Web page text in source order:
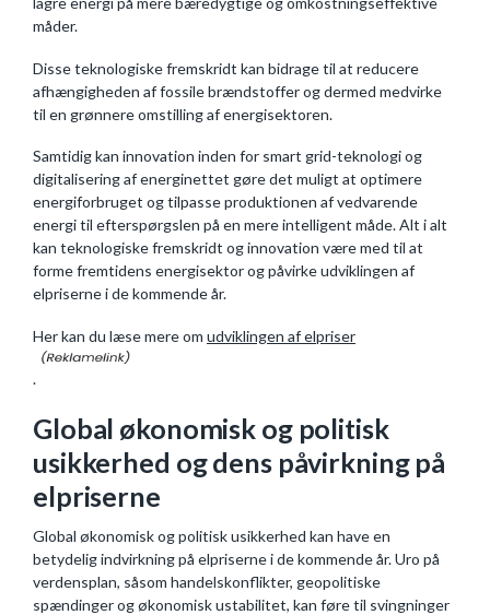
måder.
Disse teknologiske fremskridt kan bidrage til at reducere
afhængigheden af fossile brændstoffer og dermed medvirke
til en grønnere omstilling af energisektoren.
Samtidig kan innovation inden for smart grid-teknologi og
digitalisering af energinettet gøre det muligt at optimere
energiforbruget og tilpasse produktionen af vedvarende
energi til efterspørgslen på en mere intelligent måde. Alt i alt
kan teknologiske fremskridt og innovation være med til at
forme fremtidens energisektor og påvirke udviklingen af
elpriserne i de kommende år.
Her kan du læse mere om udviklingen af elpriser
.
Global økonomisk og politisk
usikkerhed og dens påvirkning på
elpriserne
Global økonomisk og politisk usikkerhed kan have en
betydelig indvirkning på elpriserne i de kommende år. Uro på
verdensplan, såsom handelskonflikter, geopolitiske
spændinger og økonomisk ustabilitet, kan føre til svingninger